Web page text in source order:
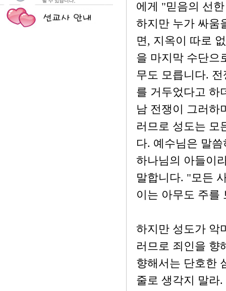
에게 "믿음의 선
하지만 누가 싸움
면, 지옥이 따로
을 마지막 수단으
무도 모릅니다.
를 거두었다고 하
남 전쟁이 그러하
러므로 성도는 모
다. 예수님은 말
하나님의 아들이
말합니다. "모든
이는 아무도 주를
하지만 성도가 악
러므로 죄인을 향
향해서는 단호한
줄로 생각지 말라